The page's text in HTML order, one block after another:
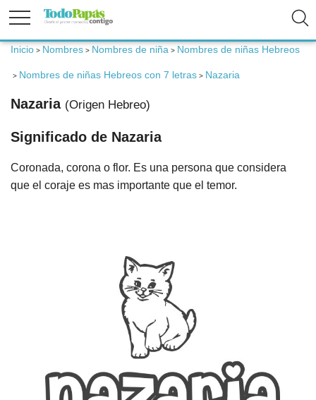
Embarazo
Cuentos
Inicio > Nombres > Nombres de niña > Nombres de niñas Hebreos
> Nombres de niñas Hebreos con 7 letras > Nazaria
Nazaria (Origen Hebreo)
Significado de Nazaria
Coronada, corona o flor. Es una persona que considera
que el coraje es mas importante que el temor.